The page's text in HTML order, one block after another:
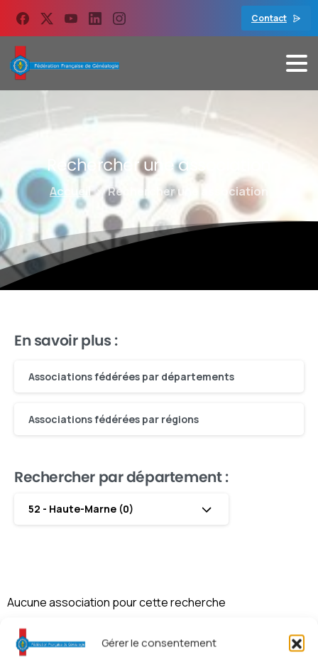
Gérer le consentement
principal
Contact
Rechercheruneassociation
Accueil Rechercher une association
En savoir plus :
Associations fédérées par départements
Associations fédérées par régions
Rechercher par département :
52 - Haute-Marne (0)
Aucune association pour cette recherche